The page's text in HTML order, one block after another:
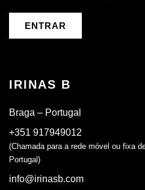
ENTRAR
IRINAS B
Braga – Portugal
+351 917949012
(Chamada para a rede móvel ou fixa
Portugal)
info@irinasb.com